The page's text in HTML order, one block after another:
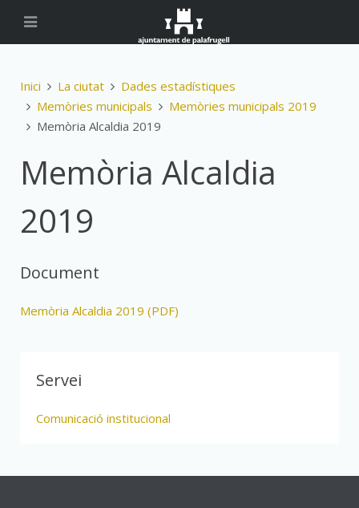
Inici La ciutat
Dades estadístiques
Memòries municipals
Memòries municipals 2019
Memòria Alcaldia 2019
Memòria Alcaldia
2019
Document
Memòria Alcaldia 2019 (PDF)
Servei
Comunicació institucional